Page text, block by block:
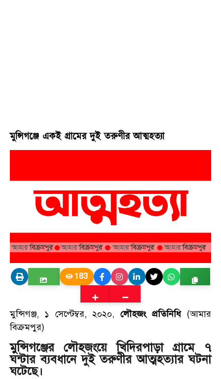
মুন্সিগঞ্জে একই গ্রামের দুই তরুণীর আত্মহত্যা
183
মুন্সিগঞ্জ, ১ সেপ্টেম্বর, ২০২০, লৌহজং প্রতিনিধি(আমার
বিক্রমপুর)
মুন্সিগঞ্জের লৌহজংয়ে খিদিরপাড়া গ্রামে ৭
ঘন্টার ব্যবধানে দুই তরুণীর আত্মহত্যার ঘটনা
ঘটেছে।